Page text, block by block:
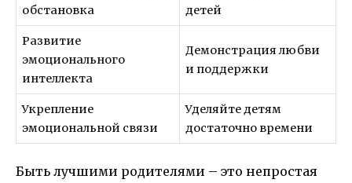
обстановка
детей
Развитие
эмоционального
интеллекта
Демонстрация любви
и поддержки
Укрепление
эмоциональной связи
Уделяйте детям
достаточно времени
Быть лучшими родителями – это непростая